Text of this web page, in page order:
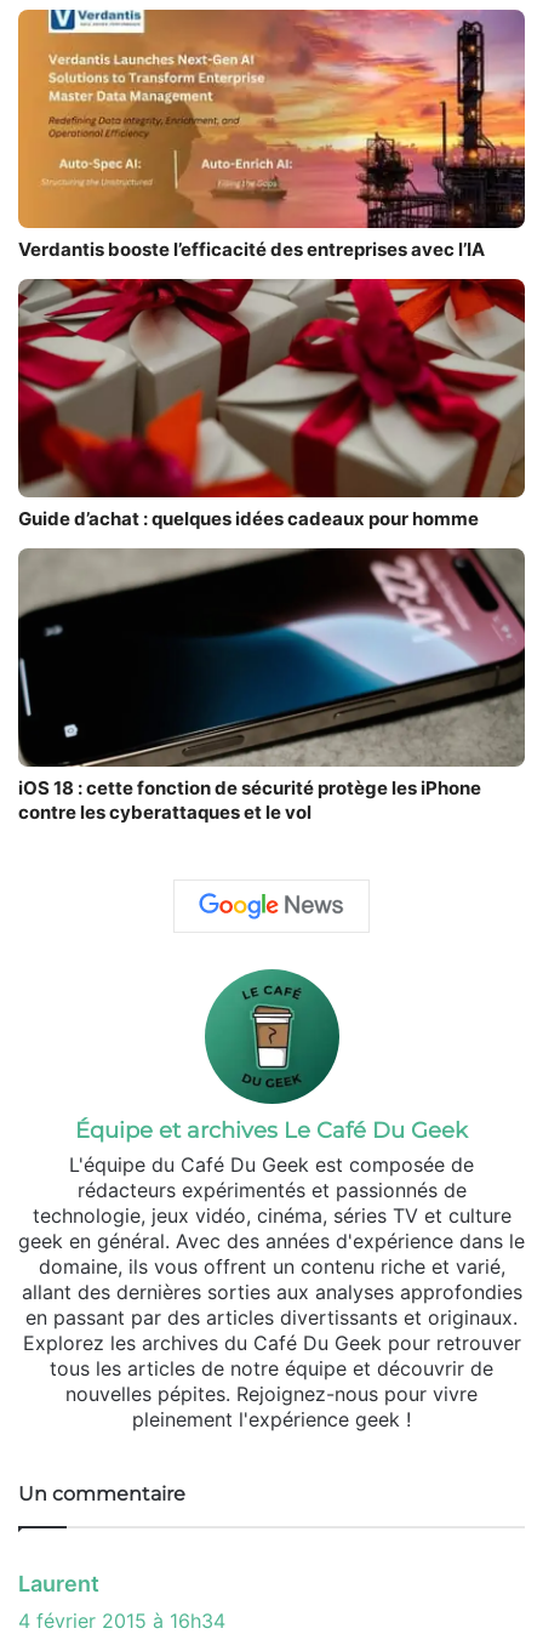
Verdantis booste l’efficacité des entreprises avec l’IA
Guide d’achat : quelques idées cadeaux pour homme
iOS 18 : cette fonction de sécurité protège les iPhone
contre les cyberattaques et le vol
Équipe et archives Le Café Du Geek
L'équipe du Café Du Geek est composée de
rédacteurs expérimentés et passionnés de
technologie, jeux vidéo, cinéma, séries TV et culture
geek en général. Avec des années d'expérience dans le
domaine, ils vous offrent un contenu riche et varié,
allant des dernières sorties aux analyses approfondies
en passant par des articles divertissants et originaux.
Explorez les archives du Café Du Geek pour retrouver
tous les articles de notre équipe et découvrir de
nouvelles pépites. Rejoignez-nous pour vivre
pleinement l'expérience geek !
Un commentaire
Laurent
i
4 février 2015 à 16h34